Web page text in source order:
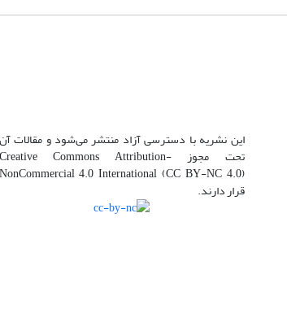
این نشریه با دسترسی آزاد منتشر می‌شود و مقالات آن
تحت مجوز Creative Commons Attribution-
NonCommercial 4.0 International (CC BY-NC 4.0)
قرار دارند.